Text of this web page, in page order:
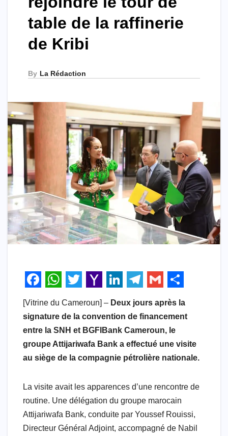
table de la raffinerie
de Kribi
By La Rédaction
F
a
c
e
b
o
k
W
h
a
t
s
p
p
T
w
i
t
t
r
a
h
o
o
a
i
l
L
i
n
k
e
I
n
T
e
l
e
g
a
m
m
a
i
l
S
h
a
r
e
[Vitrine du Cameroun] – Deux jours après la
signature de la convention de financement
entre la SNH et BGFIBank Cameroun, le
groupe Attijariwafa Bank a effectué une visite
au siège de la compagnie pétrolière nationale.
La visite avait les apparences d’une rencontre de
routine. Une délégation du groupe marocain
Attijariwafa Bank, conduite par Youssef Rouissi,
Directeur Général Adjoint, accompagné de Nabil